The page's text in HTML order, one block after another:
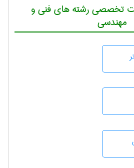
تخصصی رشته های فنی و
مهندسی